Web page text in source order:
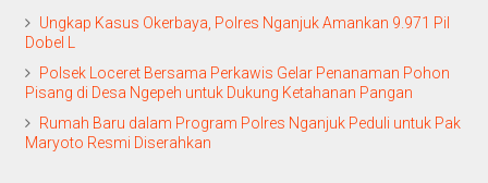
Ungkap Kasus Okerbaya, Polres Nganjuk Amankan 9.971 Pil
Dobel L
Polsek Loceret Bersama Perkawis Gelar Penanaman Pohon
Pisang di Desa Ngepeh untuk Dukung Ketahanan Pangan
Rumah Baru dalam Program Polres Nganjuk Peduli untuk Pak
Maryoto Resmi Diserahkan